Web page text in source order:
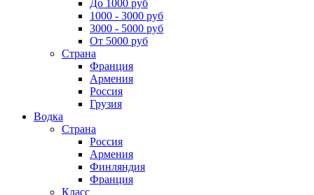
До 1000 руб
1000 - 3000 руб
3000 - 5000 руб
От 5000 руб
Страна
Франция
Армения
Россия
Грузия
Водка
Страна
Россия
Армения
Финляндия
Франция
Класс